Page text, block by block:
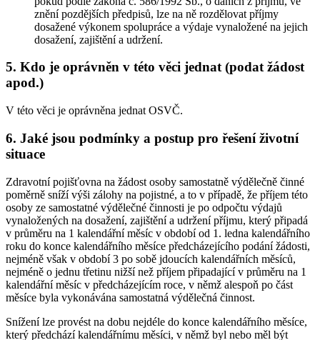
znění pozdějších předpisů, lze na ně rozdělovat příjmy
dosažené výkonem spolupráce a výdaje vynaložené na jejich
dosažení, zajištění a udržení.
5. Kdo je oprávněn v této věci jednat (podat žádost
apod.)
V této věci je oprávněna jednat OSVČ.
6. Jaké jsou podmínky a postup pro řešení životní
situace
Zdravotní pojišťovna na žádost osoby samostatně výdělečně činné
poměrně sníží výši zálohy na pojistné, a to v případě, že příjem této
osoby ze samostatné výdělečné činnosti je po odpočtu výdajů
vynaložených na dosažení, zajištění a udržení příjmu, který připadá
v průměru na 1 kalendářní měsíc v období od 1. ledna kalendářního
roku do konce kalendářního měsíce předcházejícího podání žádosti,
nejméně však v období 3 po sobě jdoucích kalendářních měsíců,
nejméně o jednu třetinu nižší než příjem připadající v průměru na 1
kalendářní měsíc v předcházejícím roce, v němž alespoň po část
měsíce byla vykonávána samostatná výdělečná činnost.
Snížení lze provést na dobu nejdéle do konce kalendářního měsíce,
který předchází kalendářnímu měsíci, v němž byl nebo měl být